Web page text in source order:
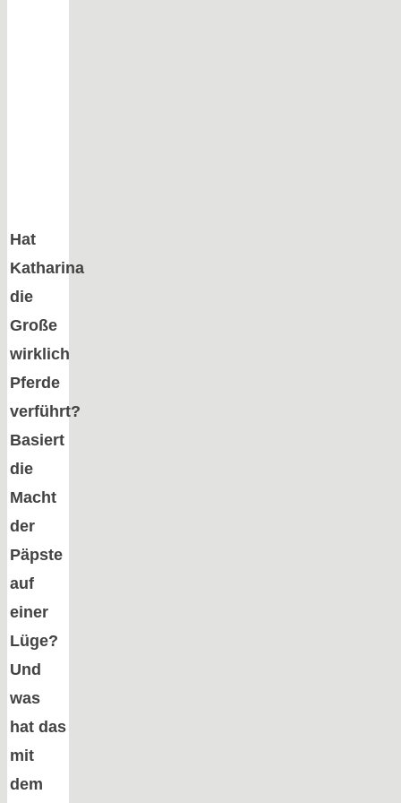
Hat
Katharina
die
Große
wirklich
Pferde
verführt?
Basiert
die
Macht
der
Päpste
auf
einer
Lüge?
Und
was
hat das
mit
dem